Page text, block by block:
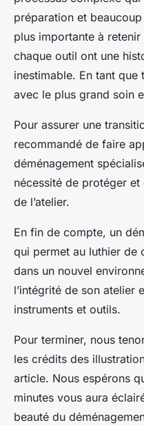
préparation et
plus importante à
chaque outil ont une
inestimable. En tant que
avec le plus grand soin
Pour assurer une
recommandé de faire
déménagement
nécessité de protéger
de l’atelier.
En fin de compte, un
qui permet au luthier de
dans un nouvel
l’intégrité de son atelier
instruments et outils.
Pour terminer, nous
les crédits des
article. Nous espérons
minutes vous aura
beauté du